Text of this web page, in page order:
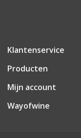
Klantenservice
Producten
Mijn account
Wayofwine